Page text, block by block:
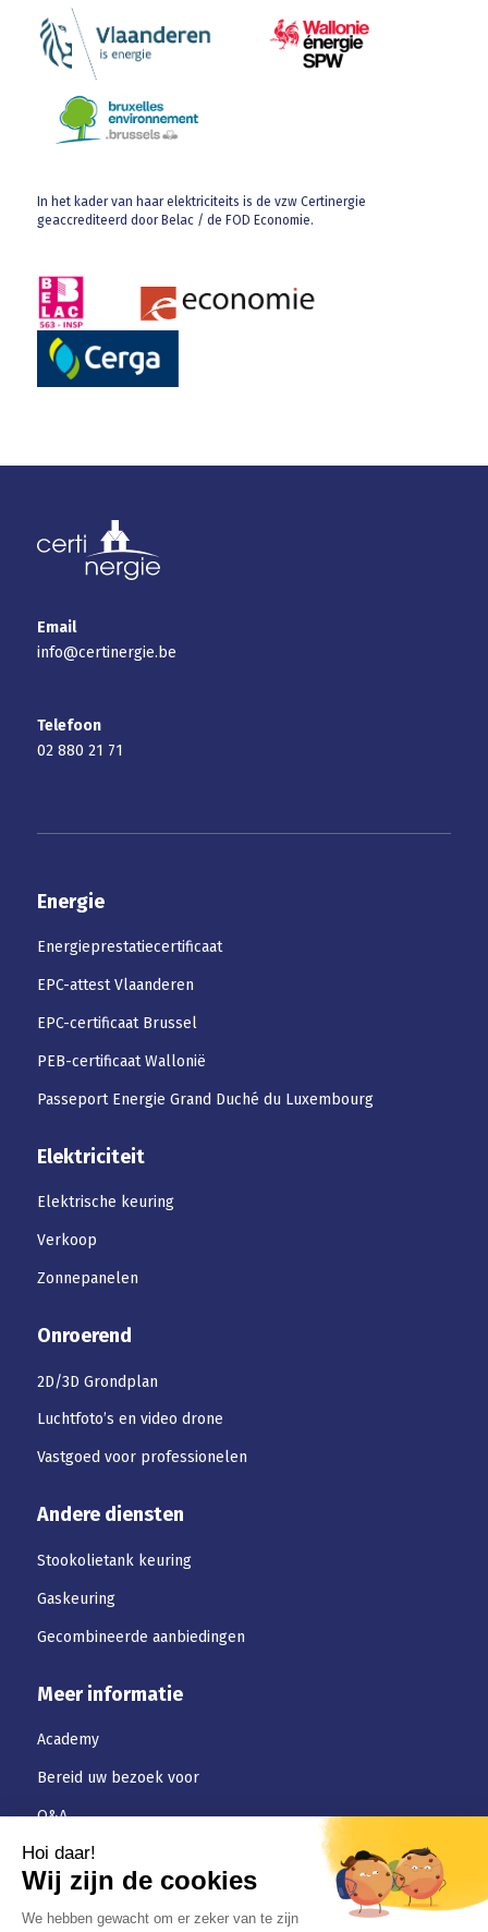
In het kader van haar elektriciteits is de vzw Certinergie
geaccrediteerd door Belac / de FOD Economie.
Email
info@certinergie.be
Telefoon
02 880 21 71
Energie
Energieprestatiecertificaat
EPC-attest Vlaanderen
EPC-certificaat Brussel
PEB-certificaat Wallonië
Passeport Energie Grand Duché du Luxembourg
Elektriciteit
Elektrische keuring
Verkoop
Zonnepanelen
Onroerend
2D/3D Grondplan
Luchtfoto’s en video drone
Vastgoed voor professionelen
Andere diensten
Stookolietank keuring
Gaskeuring
Gecombineerde aanbiedingen
Meer informatie
Academy
Bereid uw bezoek voor
Q&A
Downloaden
Jobs